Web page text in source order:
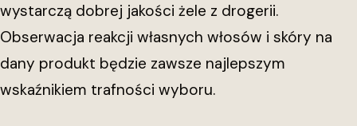
wystarczą dobrej jakości żele z drogerii.
Obserwacja reakcji własnych włosów i skóry na
dany produkt będzie zawsze najlepszym
wskaźnikiem trafności wyboru.